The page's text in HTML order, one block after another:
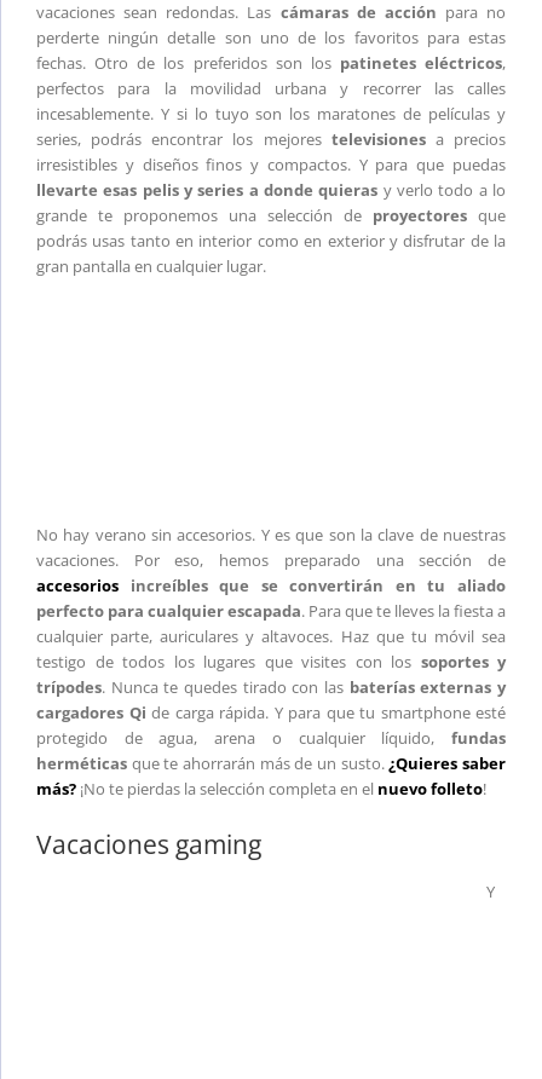
vacaciones sean redondas. Las cámaras de acción para no
perderte ningún detalle son uno de los favoritos para estas
fechas. Otro de los preferidos son los patinetes eléctricos,
perfectos para la movilidad urbana y recorrer las calles
incesablemente. Y si lo tuyo son los maratones de películas y
series, podrás encontrar los mejores televisionesa precios
irresistibles y diseños finos y compactos. Y para que puedas
llevarte esas pelis y series a donde quieras y verlo todo a lo
grande te proponemos una selección de proyectores que
podrás usas tanto en interior como en exterior y disfrutar de la
gran pantalla en cualquier lugar.
No hay verano sin accesorios. Y es que son la clave de nuestras
vacaciones. Por eso, hemos preparado una sección de
accesorios increíbles que se convertirán en tu aliado
perfecto para cualquier escapada. Para que te lleves la fiesta a
cualquier parte, auriculares y altavoces. Haz que tu móvil sea
testigo de todos los lugares que visites con los soportes y
trípodes. Nunca te quedes tirado con las baterías externas y
cargadores Qi de carga rápida. Y para que tu smartphone esté
protegido de agua, arena o cualquier líquido, fundas
herméticas que te ahorrarán más de un susto.¿Quieres saber
más? ¡No te pierdas la selección completa en el nuevo folleto!
Vacaciones gaming
Y